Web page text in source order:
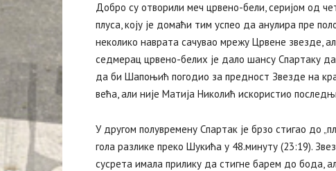
Добро су отворили меч црвено-бели, серијом од
плуса, коју је домаћи тим успео да анулира пре
неколико наврата сачувао мрежу Црвене звезде,
седмерац црвено-белих је дало шансу Спартаку
да би Шапоњић погодио за предност Звезде на
већа, али није Матија Николић искористио
У другом полувремену Спартак је брзо стигао до
гола разлике преко Шукића у 48.минуту (23:19).
сусрета имала прилику да стигне барем до бода,